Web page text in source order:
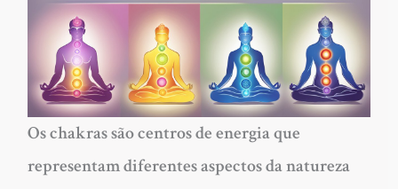
Os chakras são centros de energia que
representam diferentes aspectos da natureza